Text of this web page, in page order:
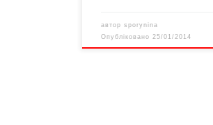
авторsporynina
Опубліковано25/01/2014